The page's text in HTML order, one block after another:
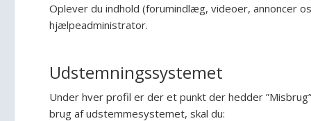
Oplever du indhold (forumindlæg, videoer, annoncer
hjælpeadministrator.
Udstemningssystemet
Under hver profil er der et punkt der hedder
brug af udstemmesystemet, skal du: